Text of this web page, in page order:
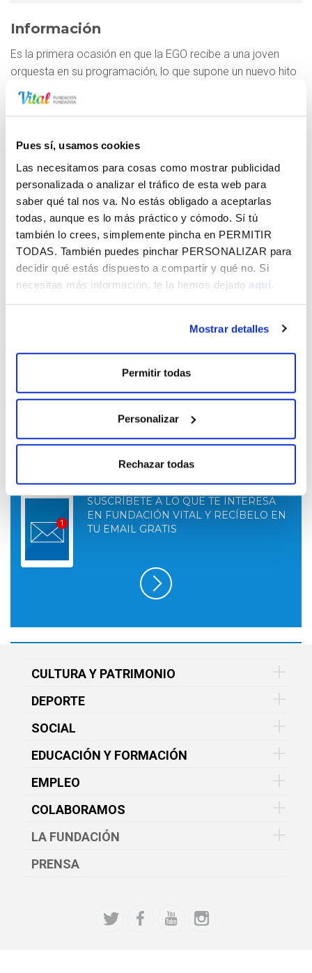
Pues sí, usamos cookies
Las necesitamos para cosas como mostrar publicidad
personalizada o analizar el tráfico de esta web para
saber qué tal nos va. No estás obligado a aceptarlas
todas, aunque es lo más práctico y cómodo. Sí tú
también lo crees, simplemente pincha en PERMITIR
TODAS. También puedes pinchar PERSONALIZAR para
decidir qué estás dispuesto a compartir y qué no. Si
necesitas más información, te la hemos dejado aquí.
Mostrar detalles
Permitir todas
Personalizar
Rechazar todas
Información
Es la primera ocasión en que la EGO recibe a una joven
orquesta en su programación, lo que supone un nuevo hito
en esta nueva etapa de la EGO iniciada en el 2020.
La Joven Orquesta de Canarias, que visita Euskadi por
Pablo Pérez, un maestro con una gran y dilatada
trayectoria, y muy querido en el País Vasco.
Programa:
Dará comienzo con la ‘Sinfonía nº1’, compuesta por un
precoz F.Mendelssohny que supuso el comienzo de
una prolífica carrera.
El programa se completará con el ‘Concierto para
violín’ de P. I.Tchaikovsky, considerado uno de los
Nemanja Radulovic, conocido
Las entradas están a la venta enwww.egofundazioa.eus
SUSCRÍBETE A LO QUE TE INTERESA
EN FUNDACIÓN VITAL Y RECÍBELO EN
TU EMAIL GRATIS
CULTURA Y PATRIMONIO
DEPORTE
SOCIAL
EDUCACIÓN Y FORMACIÓN
EMPLEO
COLABORAMOS
LA FUNDACIÓN
PRENSA